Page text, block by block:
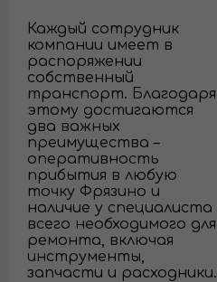
Каждый сотрудник
компании имеет в
распоряжении
собственный
транспорт. Благодаря
этому достигаются
два важных
преимущества –
оперативность
прибытия в любую
точку Фрязино и
наличие у специалиста
всего необходимого для
ремонта, включая
инструменты,
запчасти и расходники.